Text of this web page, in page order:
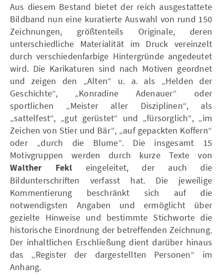
Aus diesem Bestand bietet der reich ausgestattete
Bildband nun eine kuratierte Auswahl von rund 150
Zeichnungen, größtenteils Originale, deren
unterschiedliche Materialität im Druck vereinzelt
durch verschiedenfarbige Hintergründe angedeutet
wird. Die Karikaturen sind nach Motiven geordnet
und zeigen den „Alten“ u. a. als „Helden der
Geschichte“, „Konradine Adenauer“ oder
sportlichen „Meister aller Disziplinen“, als
„sattelfest“, „gut gerüstet“ und „fürsorglich“, „im
Zeichen von Stier und Bär“, „auf gepackten Koffern“
oder „durch die Blume“. Die insgesamt 15
Motivgruppen werden durch kurze Texte von
Walther Fekl eingeleitet, der auch die
Bildunterschriften verfasst hat. Die jeweilige
Kommentierung beschränkt sich auf die
notwendigsten Angaben und ermöglicht über
gezielte Hinweise und bestimmte Stichworte die
historische Einordnung der betreffenden Zeichnung.
Der inhaltlichen Erschließung dient darüber hinaus
das „Register der dargestellten Personen“ im
Anhang.